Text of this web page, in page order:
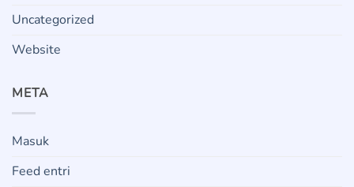
Uncategorized
Website
META
Masuk
Feed entri